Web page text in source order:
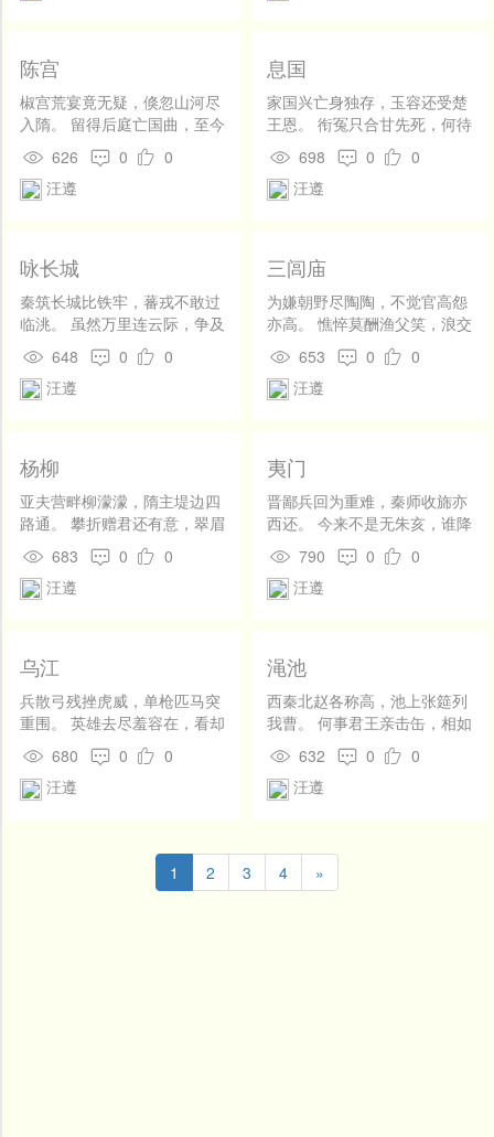
陈宫
椒宫荒宴竟无疑，倏忽山河尽
入隋。 留得后庭亡国曲，至今
犹与酒家吹。
626 0
0
汪遵
息国
家国兴亡身独存，玉容还受楚
王恩。 衔冤只合甘先死，何待
花间不肯言。
698 0
0
汪遵
咏长城
秦筑长城比铁牢，蕃戎不敢过
临洮。 虽然万里连云际，争及
尧阶三尺高。
648 0
0
汪遵
三闾庙
为嫌朝野尽陶陶，不觉官高怨
亦高。 憔悴莫酬渔父笑，浪交
千载咏离骚。
653 0
0
汪遵
杨柳
亚夫营畔柳濛濛，隋主堤边四
路通。 攀折赠君还有意，翠眉
轻嫩怕春风。
683 0
0
汪遵
夷门
晋鄙兵回为重难，秦师收旆亦
西还。 今来不是无朱亥，谁降
轩车问抱关。
790 0
0
汪遵
乌江
兵散弓残挫虎威，单枪匹马突
重围。 英雄去尽羞容在，看却
江东不得归。
680 0
0
汪遵
渑池
西秦北赵各称高，池上张筵列
我曹。 何事君王亲击缶，相如
有剑可吹毛。
632 0
0
汪遵
1 2 3 4 »